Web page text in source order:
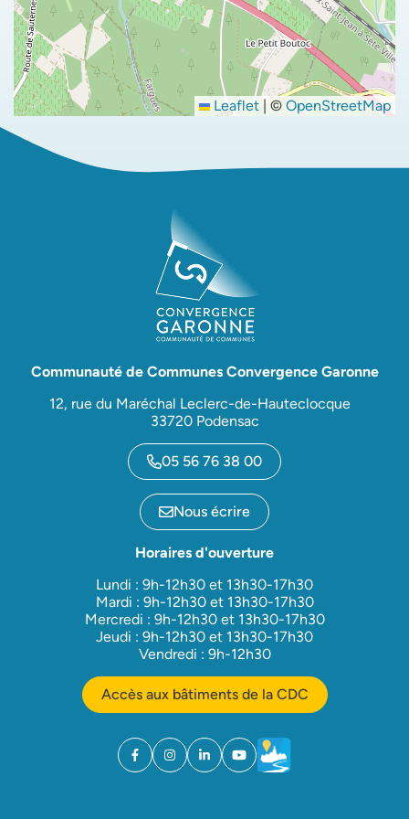
Leaflet © OpenStreetMap
Communauté de Communes Convergence Garonne
12, rue du Maréchal Leclerc-de-Hauteclocque
33720 Podensac
05 56 76 38 00
Nous écrire
Horaires d'ouverture
Lundi : 9h-12h30 et 13h30-17h30
Mardi : 9h-12h30 et 13h30-17h30
Mercredi : 9h-12h30 et 13h30-17h30
Jeudi : 9h-12h30 et 13h30-17h30
Vendredi : 9h-12h30
Accès aux bâtiments de la CDC
Facebook
(ouverture dans un nouvel onglet)
Instagram
(ouverture dans un nouvel onglet)
Linkedin
(ouverture dans un nouvel onglet)
YouTube
(ouverture dans un nouvel
Météo
(ouverture dans un